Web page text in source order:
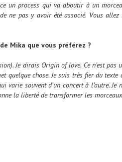
un process qui va aboutir à un
ne pas y avoir été associé. Vous
Mika que vous préférez ?
Je dirais Origin of love. Ce n’est pas
quelque chose. Je suis très fier du texte
varie souvent d’un concert à l’autre.
la liberté de transformer les